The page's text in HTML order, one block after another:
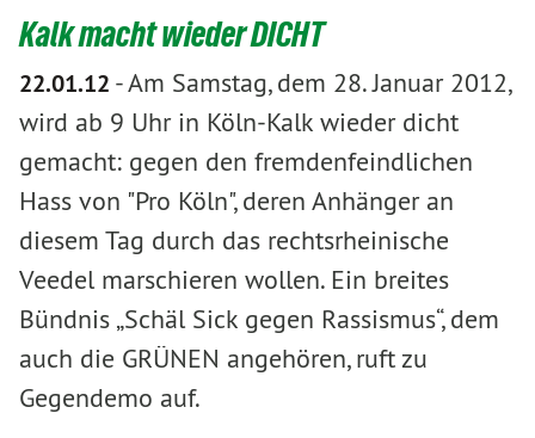
Kalk macht wieder DICHT
22.01.12 -Am Samstag, dem 28. Januar 2012,
wird ab 9 Uhr in Köln-Kalk wieder dicht
gemacht: gegen den fremdenfeindlichen
Hass von "Pro Köln", deren Anhänger an
diesem Tag durch das rechtsrheinische
Veedel marschieren wollen. Ein breites
Bündnis „Schäl Sick gegen Rassismus“, dem
auch die GRÜNEN angehören, ruft zu
Gegendemo auf.